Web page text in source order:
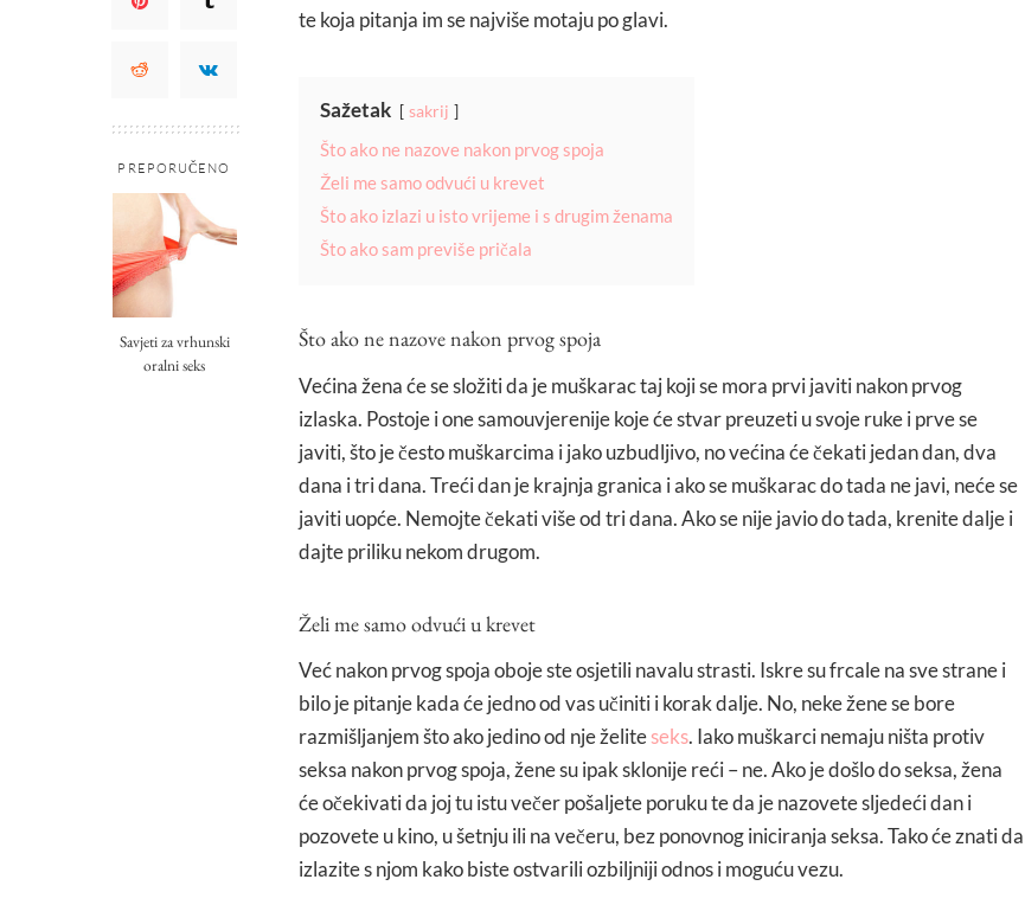
PREPORUČENO
Savjeti za vrhunski
oralni seks
te koja pitanja im se najviše motaju po glavi.
Sažetak sakrij
Što ako ne nazove nakon prvog spoja
Želi me samo odvući u krevet
Što ako izlazi u isto vrijeme i s drugim ženama
Što ako sam previše pričala
Što ako ne nazove nakon prvog spoja
Većina žena će se složiti da je muškarac taj koji se mora prvi javiti nakon prvog
izlaska. Postoje i one samouvjerenije koje će stvar preuzeti u svoje ruke i prve se
javiti, što je često muškarcima i jako uzbudljivo, no većina će čekati jedan dan, dva
dana i tri dana. Treći dan je krajnja granica i ako se muškarac do tada ne javi, neće se
javiti uopće. Nemojte čekati više od tri dana. Ako se nije javio do tada, krenite dalje i
dajte priliku nekom drugom.
Želi me samo odvući u krevet
Već nakon prvog spoja oboje ste osjetili navalu strasti. Iskre su frcale na sve strane i
bilo je pitanje kada će jedno od vas učiniti i korak dalje. No, neke žene se bore
razmišljanjem što ako jedino od nje želiteseks. Iako muškarci nemaju ništa protiv
seksa nakon prvog spoja, žene su ipak sklonije reći – ne. Ako je došlo do seksa, žena
će očekivati da joj tu istu večer pošaljete poruku te da je nazovete sljedeći dan i
pozovete u kino, u šetnju ili na večeru, bez ponovnog iniciranja seksa. Tako će znati da
izlazite s njom kako biste ostvarili ozbiljniji odnos i moguću vezu.